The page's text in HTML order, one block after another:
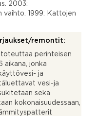
2003:
vaihto. 1999: Kattojen
remontit:
perinteisen
aikana, jonka
ja
vesi-ja
sekä
kokonaisuudessaan,